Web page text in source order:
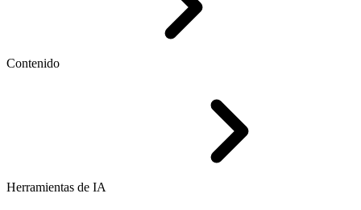
Contenido
Herramientas de IA